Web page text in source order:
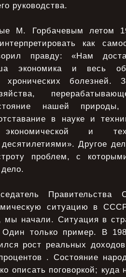
руководства.
М. Горбачевым летом
как
правду: «Нам
экономика и весь
хронических болезней.
нашей природы,
в науке и
экономической и
Другое
проблем, с
ситуацию в
мы начали. Ситуация в
только пример. В
рост реальных
. Состояние
описать поговоркой;